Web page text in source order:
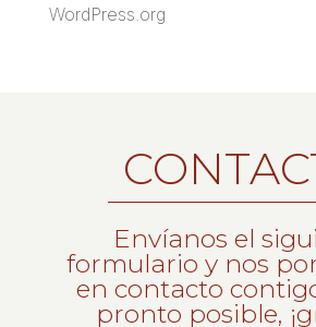
WordPress.org
Envíanos el
formulario y nos
en contacto
pronto posible,